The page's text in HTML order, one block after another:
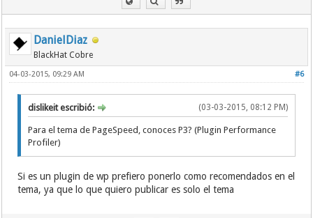
DanielDiaz
BlackHat Cobre
#6
04-03-2015, 09:29 AM
(03-03-2015, 08:12 PM)
dislikeit escribió:
Para el tema de PageSpeed, conoces P3? (Plugin Performance
Profiler)
Si es un plugin de wp prefiero ponerlo como recomendados en el
tema, ya que lo que quiero publicar es solo el tema